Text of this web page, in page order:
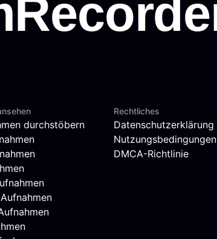
durchstöbern
Rechtliches
Datenschutzerklärung
Nutzungsbedingungen
DMCA-Richtlinie